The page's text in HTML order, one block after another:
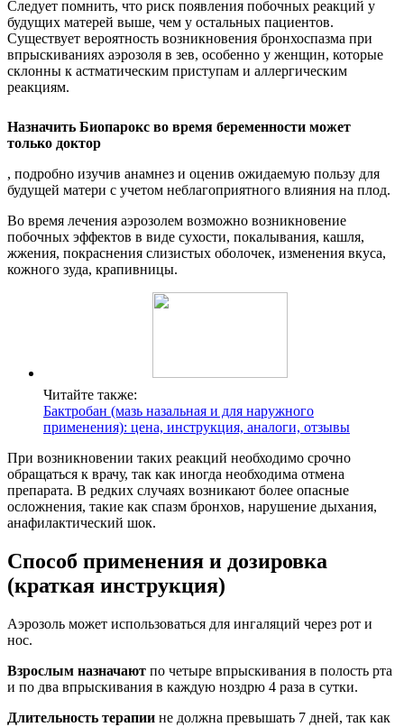
Следует помнить, что риск появления побочных реакций у
будущих матерей выше, чем у остальных пациентов.
Существует вероятность возникновения бронхоспазма при
впрыскиваниях аэрозоля в зев, особенно у женщин, которые
склонны к астматическим приступам и аллергическим
реакциям.
Назначить Биопарокс во время беременности может
только доктор
, подробно изучив анамнез и оценив ожидаемую пользу для
будущей матери с учетом неблагоприятного влияния на плод.
Во время лечения аэрозолем возможно возникновение
побочных эффектов в виде сухости, покалывания, кашля,
жжения, покраснения слизистых оболочек, изменения вкуса,
кожного зуда, крапивницы.
Читайте также:
Бактробан (мазь назальная и для наружного
применения): цена, инструкция, аналоги, отзывы
При возникновении таких реакций необходимо срочно
обращаться к врачу, так как иногда необходима отмена
препарата. В редких случаях возникают более опасные
осложнения, такие как спазм бронхов, нарушение дыхания,
анафилактический шок.
Способ применения и дозировка
(краткая инструкция)
Аэрозоль может использоваться для ингаляций через рот и
нос.
Взрослым назначают по четыре впрыскивания в полость рта
и по два впрыскивания в каждую ноздрю 4 раза в сутки.
Длительность терапии не должна превышать 7 дней, так как